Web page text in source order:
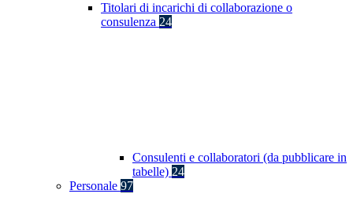
Titolari di incarichi di collaborazione o
consulenza 24
Consulenti e collaboratori (da pubblicare in
tabelle) 24
Personale 97